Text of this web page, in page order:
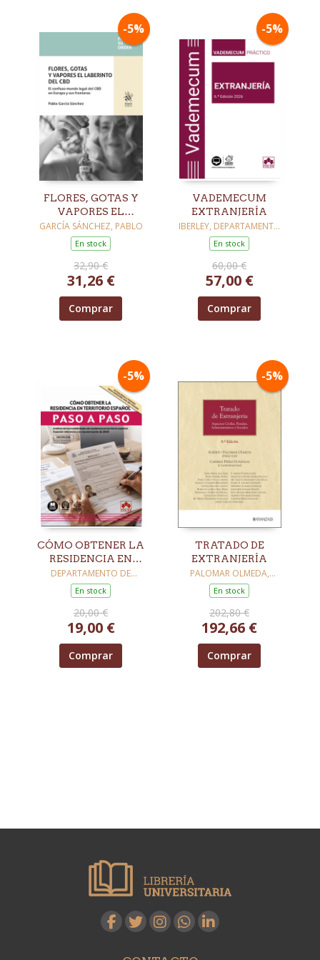
-5%
FLORES, GOTAS Y
VAPORES EL
LABERINTO DEL
CBD. EL CONFUSO
MUNDO LEGAL DEL
CBD EN EUROPA Y
SUS FRONTERAS
GARCÍA SÁNCHEZ, PABLO
En stock
32,90 €
31,26 €
Comprar
-5%
VADEMECUM
EXTRANJERÍA
IBERLEY, DEPARTAMENTO
DE DOCUMENTACIÓN
En stock
60,00 €
57,00 €
Comprar
-5%
CÓMO OBTENER LA
RESIDENCIA EN
TERRITORIO
ESPAÑOL. PASO A
PASO
DEPARTAMENTO DE
DOCUMENTACIÓN DE
IBERLEY
En stock
20,00 €
19,00 €
Comprar
-5%
TRATADO DE
EXTRANJERÍA
PALOMAR OLMEDA,
ALBERTO
En stock
202,80 €
192,66 €
Comprar